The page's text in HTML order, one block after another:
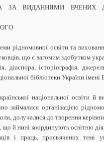
ЗА ВИДАННЯМИ ВЧЕНИХ
рідномовної освіти та
що є вагомим здобутком
діаспора, історіографія,
бібліотеки України
національної освіти й
займалися організацією
долучалися до творення
й нині координують освітню
і праць, присвячених темі